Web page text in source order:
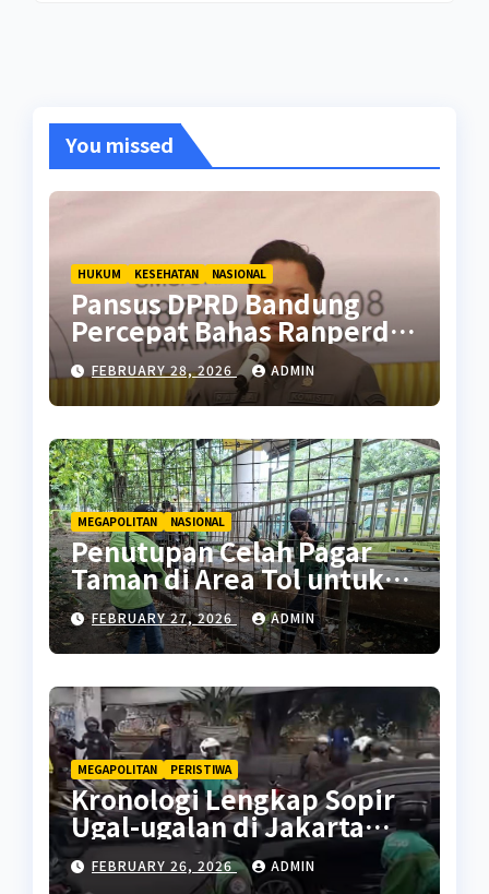
You missed
HUKUM KESEHATAN NASIONAL
Pansus DPRD Bandung
Percepat Bahas Ranperda
Pencegahan Seks Berisiko
FEBRUARY 28, 2026 ADMIN
MEGAPOLITAN NASIONAL
Penutupan Celah Pagar
Taman di Area Tol untuk
Cegah Penyalahgunaan
FEBRUARY 27, 2026 ADMIN
MEGAPOLITAN PERISTIWA
Kronologi Lengkap Sopir
Ugal-ugalan di Jakarta
Pusat
FEBRUARY 26, 2026 ADMIN